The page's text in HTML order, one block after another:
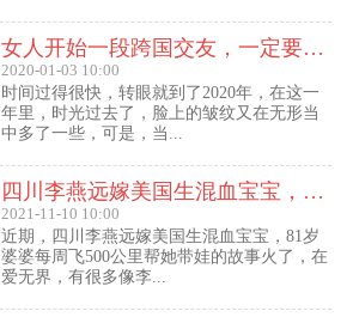
女人开始一段跨国交友，一定要问自己这几个问题
2020-01-03 10:00
时间过得很快，转眼就到了2020年，在这一
年里，时光过去了，脸上的皱纹又在无形当
中多了一些，可是，当...
四川李燕远嫁美国生混血宝宝，这些跨国交友的真实故事可能你还没听过！
2021-11-10 10:00
近期，四川李燕远嫁美国生混血宝宝，81岁
婆婆每周飞500公里帮她带娃的故事火了，在
爱无界，有很多像李...